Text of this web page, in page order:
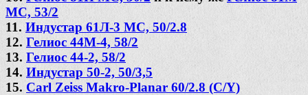
МС, 53/2
11. Индустар 61Л-3 МС, 50/2.8
12. Гелиос 44М-4, 58/2
13. Гелиос 44-2, 58/2
14. Индустар 50-2, 50/3,5
15. Carl Zeiss Makro-Planar 60/2.8 (C/Y)